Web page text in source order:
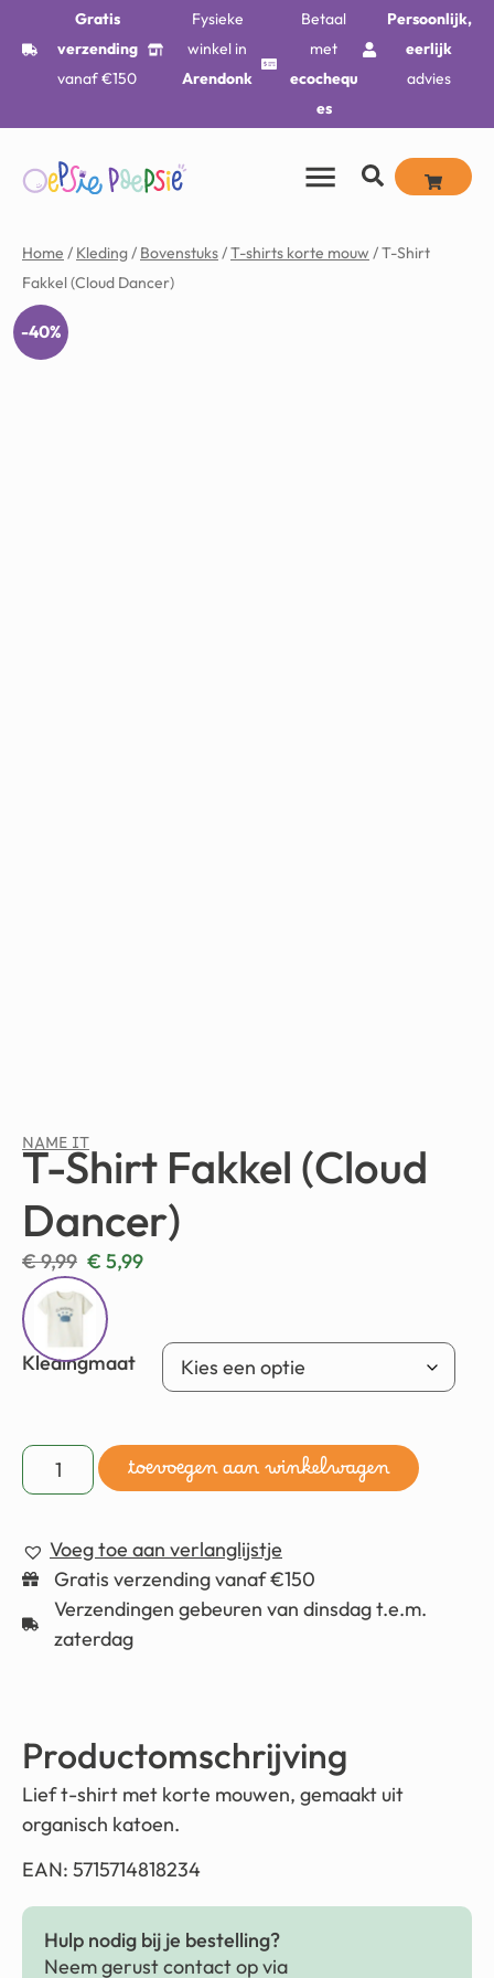
Gratis
verzending
vanaf €150
Fysieke
winkel in
Arendonk
Betaal
met
ecochequ
es
Persoonlijk,
eerlijk
advies
Home / Kleding/ Bovenstuks/T-shirts korte mouw / T-Shirt
Fakkel (Cloud Dancer)
-40%
NAME IT
T-Shirt Fakkel (Cloud
Dancer)
€9,99 € 5,99
Kledingmaat
toevoegen aan winkelwagen
Voeg toe aan verlanglijstje
Gratis verzending vanaf €150
Verzendingen gebeuren van dinsdag t.e.m.
zaterdag
Productomschrijving
Lief t-shirt met korte mouwen, gemaakt uit
organisch katoen.
EAN: 5715714818234
Hulp nodig bij je bestelling?
Neem gerust contact op via